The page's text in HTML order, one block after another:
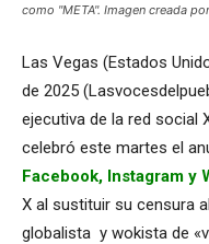
como "META". Imagen creada
Las Vegas (Estados
de 2025
ejecutiva de la red social
celebró este martes el
Facebook, Instagram y
X al sustituir su censura
globalista y wokista de